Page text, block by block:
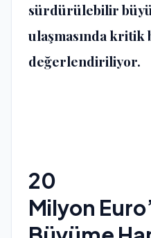
sürdürülebilir
ulaşmasında kritik
değerlendiriliyor.
20
Milyon